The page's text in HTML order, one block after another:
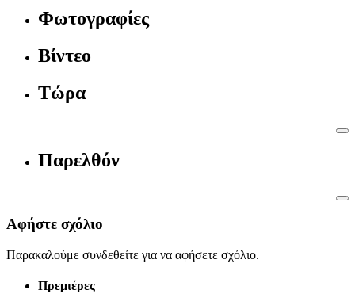
Φωτογραφίες
Βίντεο
Τώρα
Παρελθόν
Αφήστε σχόλιο
Παρακαλούμε συνδεθείτε για να αφήσετε σχόλιο.
Πρεμιέρες